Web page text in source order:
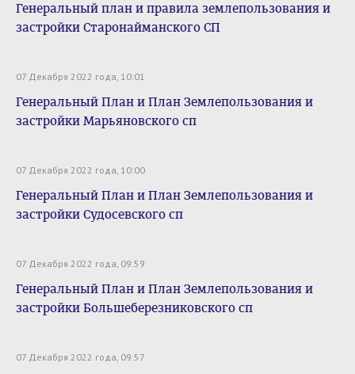
Генеральный план и правила землепользования и
застройки Старонайманского СП
07 Декабря 2022 года, 10:01
Генеральный План и План Землепользования и
застройки Марьяновского сп
07 Декабря 2022 года, 10:00
Генеральный План и План Землепользования и
застройки Судосевского сп
07 Декабря 2022 года, 09:59
Генеральный План и План Землепользования и
застройки Большеберезниковского сп
07 Декабря 2022 года, 09:57